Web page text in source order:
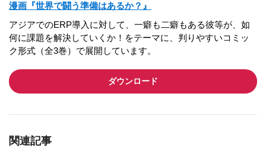
漫画『世界で闘う準備はあるか？』
アジアでのERP導入に対して、一癖も二癖もある彼等が、如
何に課題を解決していくか！をテーマに、判りやすいコミッ
ク形式（全3巻）で展開しています。
ダウンロード
関連記事